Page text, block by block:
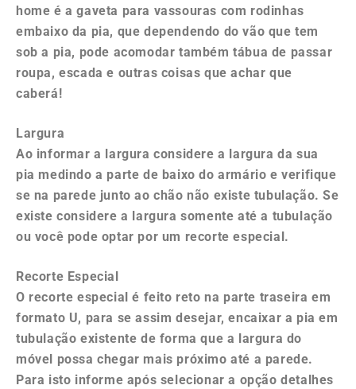
home é a gaveta para vassouras com rodinhas
embaixo da pia, que dependendo do vão que tem
sob a pia, pode acomodar também tábua de passar
roupa, escada e outras coisas que achar que
caberá!
Largura
Ao informar a largura considere a largura da sua
pia medindo a parte de baixo do armário e verifique
se na parede junto ao chão não existe tubulação. Se
existe considere a largura somente até a tubulação
ou você pode optar por um recorte especial.
Recorte Especial
O recorte especial é feito reto na parte traseira em
formato U, para se assim desejar, encaixar a pia em
tubulação existente de forma que a largura do
móvel possa chegar mais próximo até a parede.
Para isto informe após selecionar a opção detalhes